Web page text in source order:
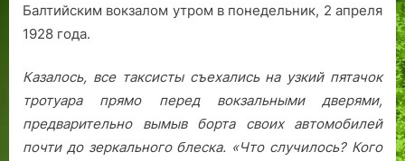
Балтийским вокзалом утром в понедельник, 2 апреля
1928 года.
Казалось, все таксисты съехались на узкий пятачок
тротуара прямо перед вокзальными дверями,
предварительно вымыв борта своих автомобилей
почти до зеркального блеска. «Что случилось? Кого